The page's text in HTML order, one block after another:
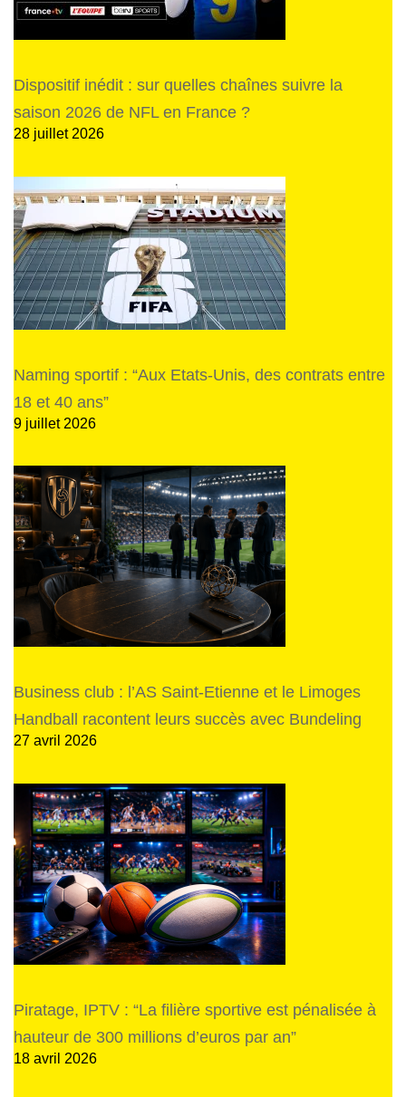
Dispositif inédit : sur quelles chaînes suivre la
saison 2026 de NFL en France ?
28 juillet 2026
Naming sportif : “Aux Etats-Unis, des contrats entre
18 et 40 ans”
9 juillet 2026
Business club : l’AS Saint-Etienne et le Limoges
Handball racontent leurs succès avec Bundeling
27 avril 2026
Piratage, IPTV : “La filière sportive est pénalisée à
hauteur de 300 millions d’euros par an”
18 avril 2026